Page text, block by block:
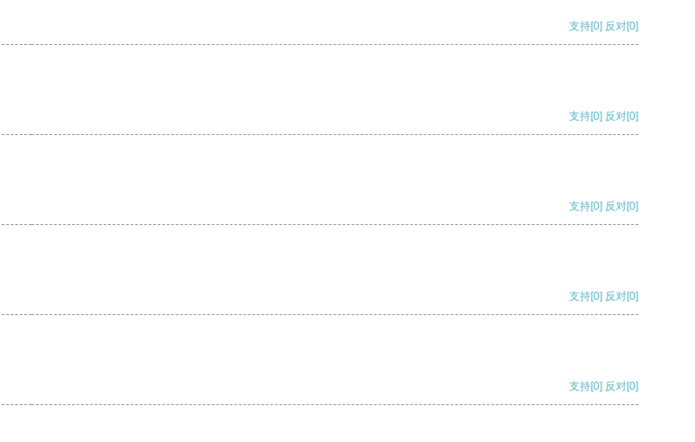
支持[0] 反对[0]
支持[0] 反对[0]
支持[0] 反对[0]
支持[0] 反对[0]
支持[0] 反对[0]